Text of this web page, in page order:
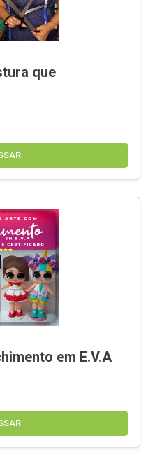
que
em E.V.A